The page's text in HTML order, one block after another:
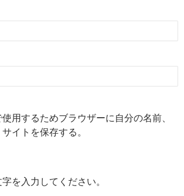
用するためブラウザーに自分の名前、
イトを保存する。
を入力してください。